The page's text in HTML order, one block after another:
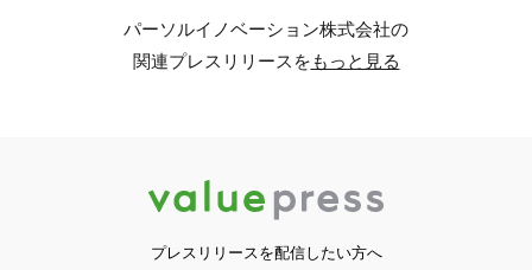
パーソルイノベーション株式会社の
関連プレスリリースをもっと見る
プレスリリースを配信したい方へ